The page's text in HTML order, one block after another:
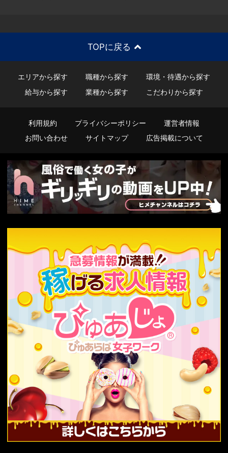
TOPに戻る
エリアから探す 職種から探す
環境・待遇から探す
給与から探す
業種から探す こだわりから探す
利用規約 プライバシーポリシー
運営者情報
お問い合わせ
サイトマップ 広告掲載について